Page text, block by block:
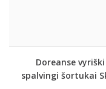
Doreanse vyriški
spalvingi šortukai